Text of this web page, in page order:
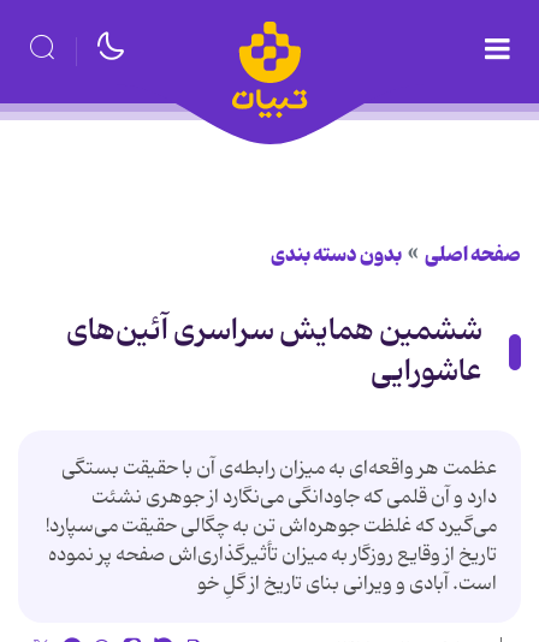
صفحه اصلی بدون دسته بندی
ششمین همایش سراسری آئین‌های
عاشورایی
عظمت هر واقعه‌ای به میزان رابطه‌ی آن با حقیقت بستگی
دارد و آن قلمی که جاودانگی می‌نگارد از جوهری نشئت
می‌گیرد که غلظت جوهره‌اش تن به چگالی حقیقت می‌سپارد!
تاریخ از وقایع روزگار به میزان تأثیرگذاری‌اش صفحه پر نموده
است. آبادی و ویرانی بنای تاریخ از گلِ خو